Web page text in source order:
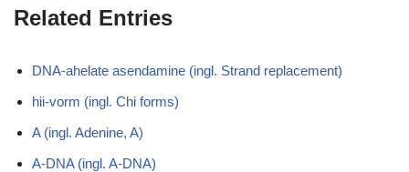
Related Entries
DNA-ahelate asendamine (ingl. Strand replacement)
hii-vorm (ingl. Chi forms)
A (ingl. Adenine, A)
A-DNA (ingl. A-DNA)